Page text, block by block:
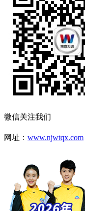
微信关注我们
网址： www.njwtqx.com